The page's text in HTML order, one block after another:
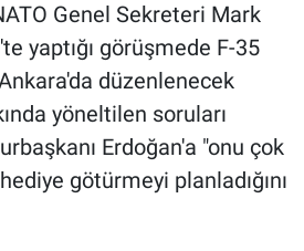
Genel Sekreteri Mark
yaptığı görüşmede F-35
düzenlenecek
yöneltilen soruları
Erdoğan'a "onu çok
götürmeyi planladığını